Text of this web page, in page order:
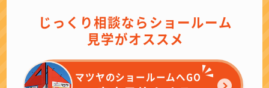
じっくり相談ならショールーム
見学がオススメ
マツヤのショールームへGO